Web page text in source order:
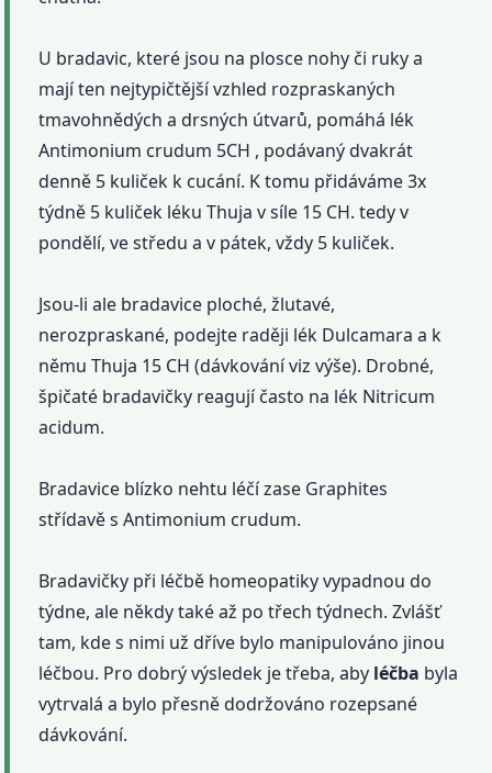
U bradavic, které jsou na plosce nohy či ruky a
mají ten nejtypičtější vzhled rozpraskaných
tmavohnědých a drsných útvarů, pomáhá lék
Antimonium crudum 5CH , podávaný dvakrát
denně 5 kuliček k cucání. K tomu přidáváme 3x
týdně 5 kuliček léku Thuja v síle 15 CH. tedy v
pondělí, ve středu a v pátek, vždy 5 kuliček.
Jsou-li ale bradavice ploché, žlutavé,
nerozpraskané, podejte raději lék Dulcamara a k
němu Thuja 15 CH (dávkování viz výše). Drobné,
špičaté bradavičky reagují často na lék Nitricum
acidum.
Bradavice blízko nehtu léčí zase Graphites
střídavě s Antimonium crudum.
Bradavičky při léčbě homeopatiky vypadnou do
týdne, ale někdy také až po třech týdnech. Zvlášť
tam, kde s nimi už dříve bylo manipulováno jinou
léčbou. Pro dobrý výsledek je třeba, aby léčba byla
vytrvalá a bylo přesně dodržováno rozepsané
dávkování.